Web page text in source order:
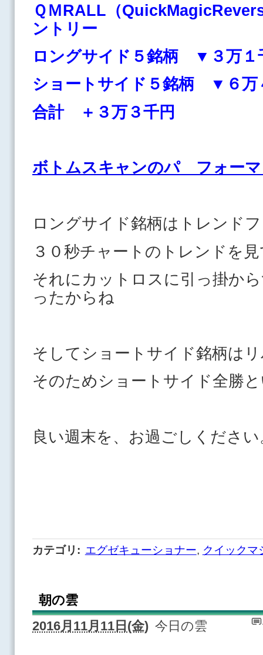
ＱＭRALL（
ントリー
ロングサイド５銘柄 ▼３万１
ショートサイド５銘柄 ▼６
合計 ＋３万３千円
ボトムスキャンのパ フォー
ロングサイド銘柄はトレンド
３０秒チャートのトレンドを
それにカットロスに引っ掛か
ったからね
そしてショートサイド銘柄は
そのためショートサイド全勝
良い週末を、お過ごしください
カテゴリ : エグゼキューショナー, クイックマ
朝の雲
2016月11月11日(金) 今日の雲